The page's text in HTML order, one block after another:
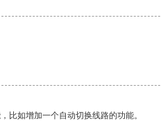
比如增加一个自动切换线路的功能。